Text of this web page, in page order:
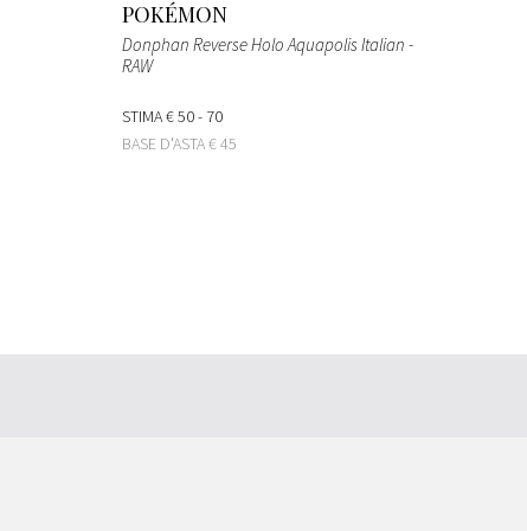
POKÉMON
Donphan Reverse Holo Aquapolis Italian -
RAW
STIMA€ 50 - 70
BASE D'ASTA€ 45